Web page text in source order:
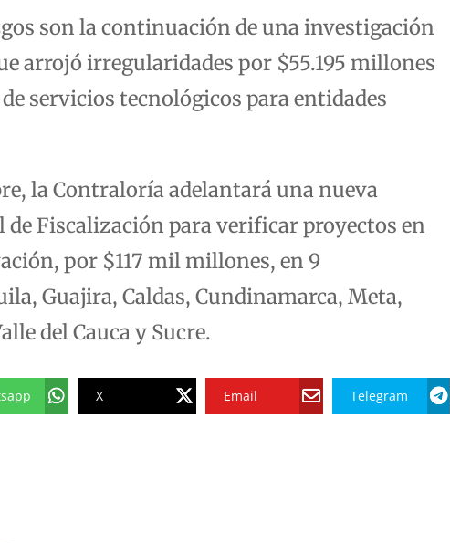
son la continuación de una investigación
arrojó irregularidades por $55.195 millones
servicios tecnológicos para entidades
la Contraloría adelantará una nueva
de Fiscalización para verificar proyectos en
por $117 mil millones, en 9
Guajira, Caldas, Cundinamarca, Meta,
del Cauca y Sucre.
X Email Telegram